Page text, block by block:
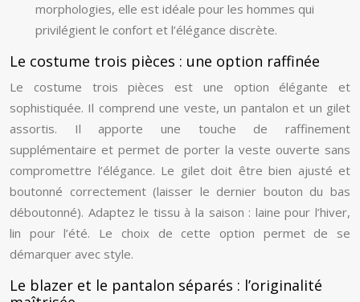
morphologies, elle est idéale pour les hommes qui
privilégient le confort et l’élégance discrète.
Le costume trois pièces : une option raffinée
Le costume trois pièces est une option élégante et
sophistiquée. Il comprend une veste, un pantalon et un gilet
assortis. Il apporte une touche de raffinement
supplémentaire et permet de porter la veste ouverte sans
compromettre l’élégance. Le gilet doit être bien ajusté et
boutonné correctement (laisser le dernier bouton du bas
déboutonné). Adaptez le tissu à la saison : laine pour l’hiver,
lin pour l’été. Le choix de cette option permet de se
démarquer avec style.
Le blazer et le pantalon séparés : l’originalité